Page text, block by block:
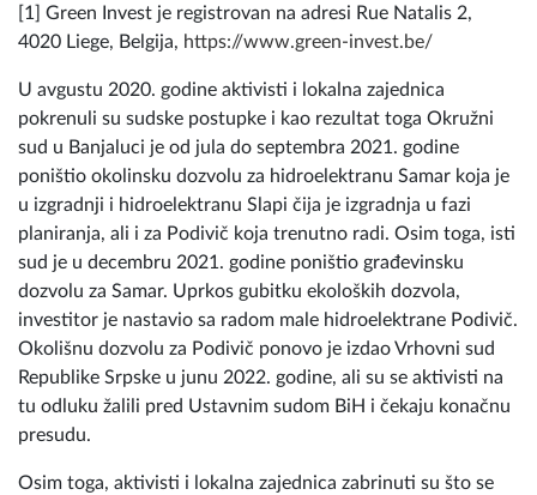
[1] Green Invest je registrovan na adresi Rue Natalis 2,
4020 Liege, Belgija, https://www.green-invest.be/
U avgustu 2020. godine aktivisti i lokalna zajednica
pokrenuli su sudske postupke i kao rezultat toga Okružni
sud u Banjaluci je od jula do septembra 2021. godine
poništio okolinsku dozvolu za hidroelektranu Samar koja je
u izgradnji i hidroelektranu Slapi čija je izgradnja u fazi
planiranja, ali i za Podivič koja trenutno radi. Osim toga, isti
sud je u decembru 2021. godine poništio građevinsku
dozvolu za Samar. Uprkos gubitku ekoloških dozvola,
investitor je nastavio sa radom male hidroelektrane Podivič.
Okolišnu dozvolu za Podivič ponovo je izdao Vrhovni sud
Republike Srpske u junu 2022. godine, ali su se aktivisti na
tu odluku žalili pred Ustavnim sudom BiH i čekaju konačnu
presudu.
Osim toga, aktivisti i lokalna zajednica zabrinuti su što se